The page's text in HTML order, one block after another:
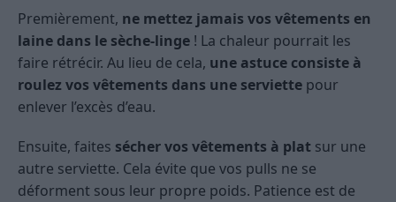
Premièrement, ne mettez jamais vos vêtements en
laine dans le sèche-linge ! La chaleur pourrait les
faire rétrécir. Au lieu de cela, une astuce consiste à
roulez vos vêtements dans une serviette pour
enlever l’excès d’eau.
Ensuite, faites sécher vos vêtements à plat sur une
autre serviette. Cela évite que vos pulls ne se
déforment sous leur propre poids. Patience est de